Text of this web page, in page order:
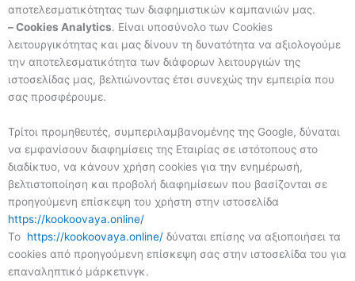
αποτελεσματικότητας των διαφημιστικών καμπανιών μας.
– Cookies Analytics. Είναι υποσύνολο των Cookies
λειτουργικότητας και μας δίνουν τη δυνατότητα να αξιολογούμε
την αποτελεσματικότητα των διάφορων λειτουργιών της
ιστοσελίδας μας, βελτιώνοντας έτσι συνεχώς την εμπειρία που
σας προσφέρουμε.
Τρίτοι προμηθευτές, συμπεριλαμβανομένης της Google, δύναται
να εμφανίσουν διαφημίσεις της Εταιρίας σε ιστότοπους στο
διαδίκτυο, να κάνουν χρήση cookies για την ενημέρωσή,
βελτιστοποίηση και προβολή διαφημίσεων που βασίζονται σε
προηγούμενη επίσκεψη του χρήστη στην ιστοσελίδα
https://kookoovaya.online/
To https://kookoovaya.online/ δύναται επίσης να αξιοποιήσει τα
cookies από προηγούμενη επίσκεψη σας στην ιστοσελίδα του για
επαναληπτικό μάρκετινγκ.